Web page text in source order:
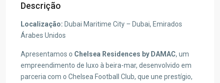
Descrição
Localização: Dubai Maritime City – Dubai, Emirados
Árabes Unidos
Apresentamos o Chelsea Residences by DAMAC, um
empreendimento de luxo à beira-mar, desenvolvido em
parceria com o Chelsea Football Club, que une prestígio,